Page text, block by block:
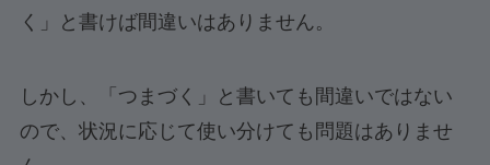
く」と書けば間違いはありません。
しかし、「つまづく」と書いても間違いではない
ので、状況に応じて使い分けても問題はありませ